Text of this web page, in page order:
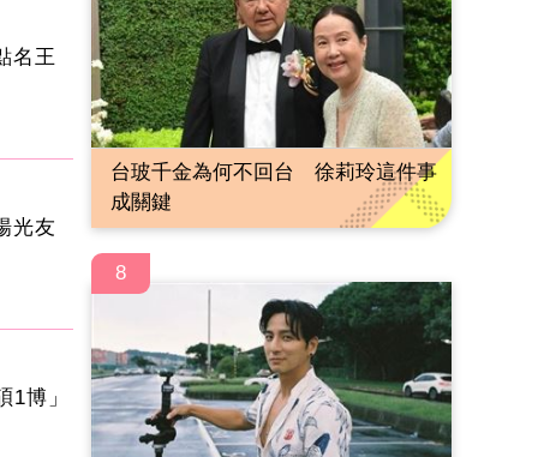
名王
光友
1博」
台玻千金為何不回台 徐莉玲這件事
成關鍵
8